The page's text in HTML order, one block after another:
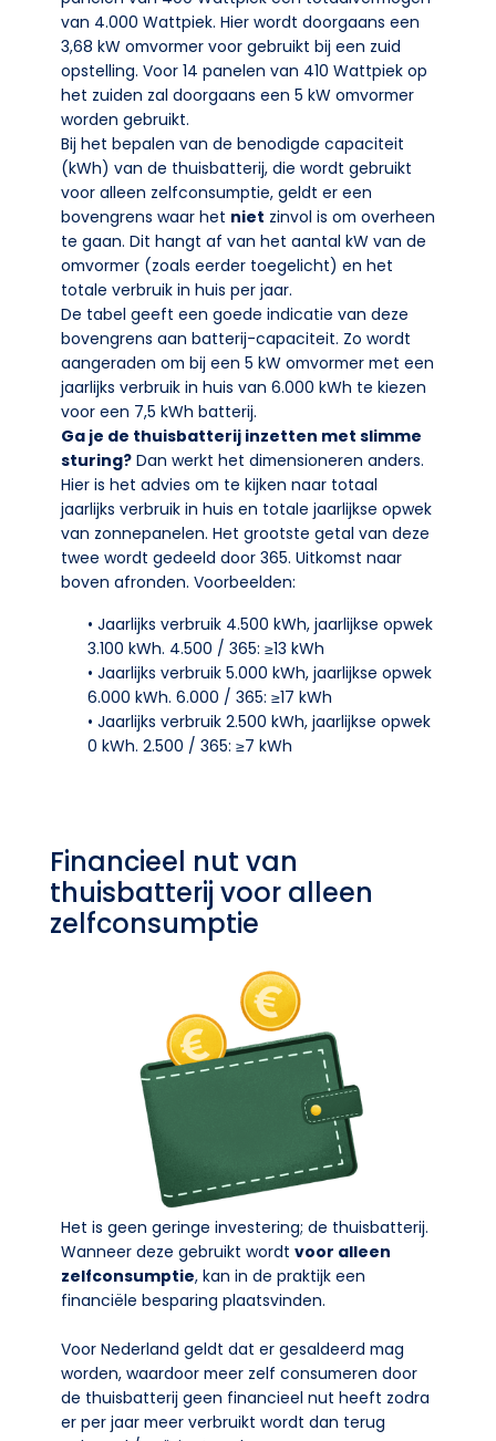
van 4.000 Wattpiek. Hier wordt doorgaans een
3,68 kW omvormer voor gebruikt bij een zuid
opstelling. Voor 14 panelen van 410 Wattpiek op
het zuiden zal doorgaans een 5 kW omvormer
worden gebruikt.
Bij het bepalen van de benodigde capaciteit
(kWh) van de thuisbatterij, die wordt gebruikt
voor alleen zelfconsumptie, geldt er een
bovengrens waar het niet zinvol is om overheen
te gaan. Dit hangt af van het aantal kW van de
omvormer (zoals eerder toegelicht) en het
totale verbruik in huis per jaar.
De tabel geeft een goede indicatie van deze
bovengrens aan batterij-capaciteit. Zo wordt
aangeraden om bij een 5 kW omvormer met een
jaarlijks verbruik in huis van 6.000 kWh te kiezen
voor een 7,5 kWh batterij.
Ga je de thuisbatterij inzetten met slimme
sturing?Dan werkt het dimensioneren anders.
Hier is het advies om te kijken naar totaal
jaarlijks verbruik in huis en totale jaarlijkse opwek
van zonnepanelen. Het grootste getal van deze
twee wordt gedeeld door 365. Uitkomst naar
boven afronden. Voorbeelden:
• Jaarlijks verbruik 4.500 kWh, jaarlijkse opwek
3.100 kWh. 4.500 / 365: ≥13 kWh
• Jaarlijks verbruik 5.000 kWh, jaarlijkse opwek
6.000 kWh. 6.000 / 365: ≥17 kWh
• Jaarlijks verbruik 2.500 kWh, jaarlijkse opwek
0 kWh. 2.500 / 365: ≥7 kWh
Financieel nut van
thuisbatterij voor alleen
zelfconsumptie
Het is geen geringe investering; de thuisbatterij.
Wanneer deze gebruikt wordt voor alleen
zelfconsumptie, kan in de praktijk een
financiële besparing plaatsvinden.
Voor Nederland geldt dat er gesaldeerd mag
worden, waardoor meer zelf consumeren door
de thuisbatterij geen financieel nut heeft zodra
er per jaar meer verbruikt wordt dan terug